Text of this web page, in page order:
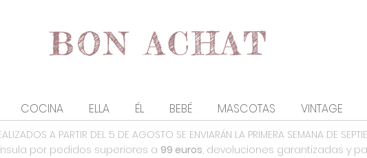
COCINA ELLA ÉL BEBÉ MASCOTAS VINTAGE
A PARTIR DEL 5 DE AGOSTO SE ENVIARÁN LA PRIMERA SEMANA DE
por pedidos superiores a 99 euros, devoluciones garantizadas y